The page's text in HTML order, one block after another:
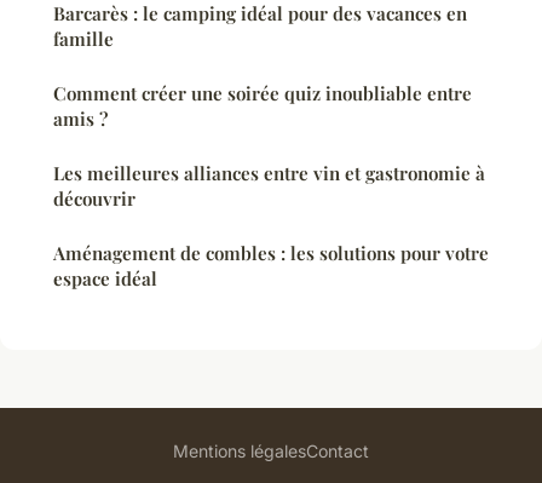
Barcarès : le camping idéal pour des vacances en
famille
Comment créer une soirée quiz inoubliable entre
amis ?
Les meilleures alliances entre vin et gastronomie à
découvrir
Aménagement de combles : les solutions pour votre
espace idéal
Mentions légalesContact